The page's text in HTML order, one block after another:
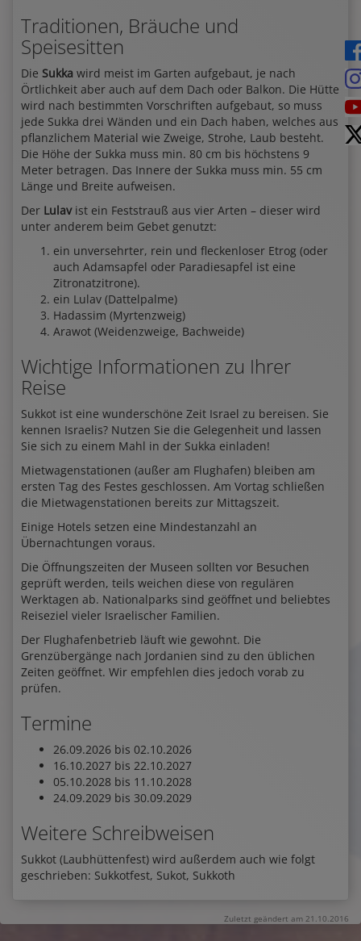
Traditionen, Bräuche und
Speisesitten
Die Sukka wird meist im Garten aufgebaut, je nach
Örtlichkeit aber auch auf dem Dach oder Balkon. Die Hütte
wird nach bestimmten Vorschriften aufgebaut, so muss
jede Sukka drei Wänden und ein Dach haben, welches aus
pflanzlichem Material wie Zweige, Strohe, Laub besteht.
Die Höhe der Sukka muss min. 80 cm bis höchstens 9
Meter betragen. Das Innere der Sukka muss min. 55 cm
Länge und Breite aufweisen.
Der Lulavist ein Feststrauß aus vier Arten – dieser wird
unter anderem beim Gebet genutzt:
ein unversehrter, rein und fleckenloser Etrog (oder
auch Adamsapfel oder Paradiesapfel ist eine
Zitronatzitrone).
ein Lulav (Dattelpalme)
Hadassim (Myrtenzweig)
Arawot (Weidenzweige, Bachweide)
Wichtige Informationen zu Ihrer
Reise
Sukkot ist eine wunderschöne Zeit Israel zu bereisen. Sie
kennen Israelis? Nutzen Sie die Gelegenheit und lassen
Sie sich zu einem Mahl in der Sukka einladen!
Mietwagenstationen (außer am Flughafen) bleiben am
ersten Tag des Festes geschlossen. Am Vortag schließen
die Mietwagenstationen bereits zur Mittagszeit.
Einige Hotels setzen eine Mindestanzahl an
Übernachtungen voraus.
Die Öffnungszeiten der Museen sollten vor Besuchen
geprüft werden, teils weichen diese von regulären
Werktagen ab. Nationalparks sind geöffnet und beliebtes
Reiseziel vieler Israelischer Familien.
Der Flughafenbetrieb läuft wie gewohnt. Die
Grenzübergänge nach Jordanien sind zu den üblichen
Zeiten geöffnet. Wir empfehlen dies jedoch vorab zu
prüfen.
Termine
26.09.2026 bis 02.10.2026
16.10.2027 bis 22.10.2027
05.10.2028 bis 11.10.2028
24.09.2029 bis 30.09.2029
Weitere Schreibweisen
Sukkot (Laubhüttenfest) wird außerdem auch wie folgt
geschrieben: Sukkotfest, Sukot, Sukkoth
Zuletzt geändert am 21.10.2016